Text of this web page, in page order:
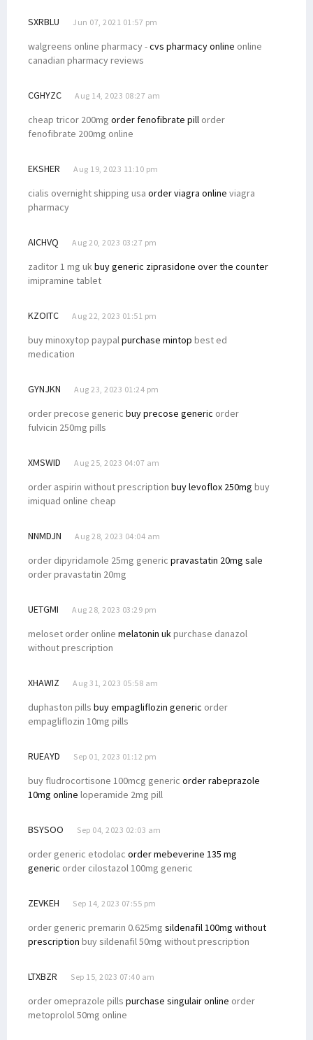
SXRBLU Jun 07, 2021 01:57 pm
walgreens online pharmacy -cvs pharmacy online online
canadian pharmacy reviews
CGHYZC Aug 14, 2023 08:27 am
cheap tricor 200mg order fenofibrate pill order
fenofibrate 200mg online
EKSHER Aug 19, 2023 11:10 pm
cialis overnight shipping usa order viagra online viagra
pharmacy
AICHVQ Aug 20, 2023 03:27 pm
zaditor 1 mg ukbuy generic ziprasidone over the counter
imipramine tablet
KZOITC Aug 22, 2023 01:51 pm
buy minoxytop paypalpurchase mintop best ed
medication
GYNJKN Aug 23, 2023 01:24 pm
order precose generic buy precose generic order
fulvicin 250mg pills
XMSWID Aug 25, 2023 04:07 am
order aspirin without prescription buy levoflox 250mg buy
imiquad online cheap
NNMDJN Aug 28, 2023 04:04 am
order dipyridamole 25mg generic pravastatin 20mg sale
order pravastatin 20mg
UETGMI Aug 28, 2023 03:29 pm
meloset order online melatonin ukpurchase danazol
without prescription
XHAWIZ Aug 31, 2023 05:58 am
duphaston pills buy empagliflozin generic order
empagliflozin 10mg pills
RUEAYD Sep 01, 2023 01:12 pm
buy fludrocortisone 100mcg generic order rabeprazole
10mg online loperamide 2mg pill
BSYSOO Sep 04, 2023 02:03 am
order generic etodolac order mebeverine 135 mg
generic order cilostazol 100mg generic
ZEVKEH Sep 14, 2023 07:55 pm
order generic premarin 0.625mg sildenafil 100mg without
prescription buy sildenafil 50mg without prescription
LTXBZR Sep 15, 2023 07:40 am
order omeprazole pills purchase singulair online order
metoprolol 50mg online